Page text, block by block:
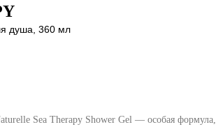
душа, 360 мл
Sea Therapy Shower Gel — особая формула,